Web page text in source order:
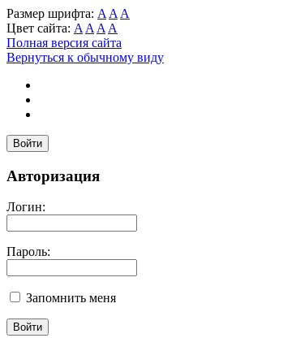
Размер шрифта: A A A
Цвет сайта: A A A A
Полная версия сайта
Вернуться к обычному виду
Войти
Авторизация
Логин:
Пароль:
Запомнить меня